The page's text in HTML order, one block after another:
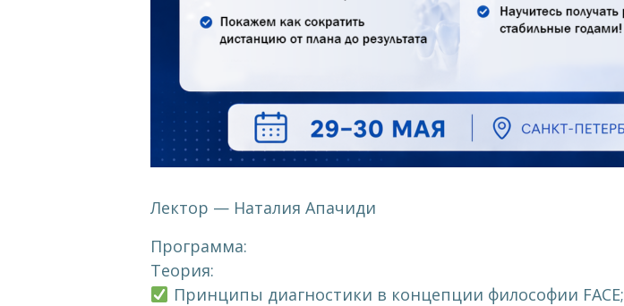
Лектор — Наталия Апачиди
Программа:
Теория:
Принципы диагностики в концепции философии FACE;